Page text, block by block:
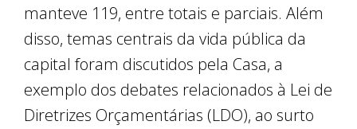
manteve 119, entre totais e parciais. Além
disso, temas centrais da vida pública da
capital foram discutidos pela Casa, a
exemplo dos debates relacionados à Lei de
Diretrizes Orçamentárias (LDO), ao surto